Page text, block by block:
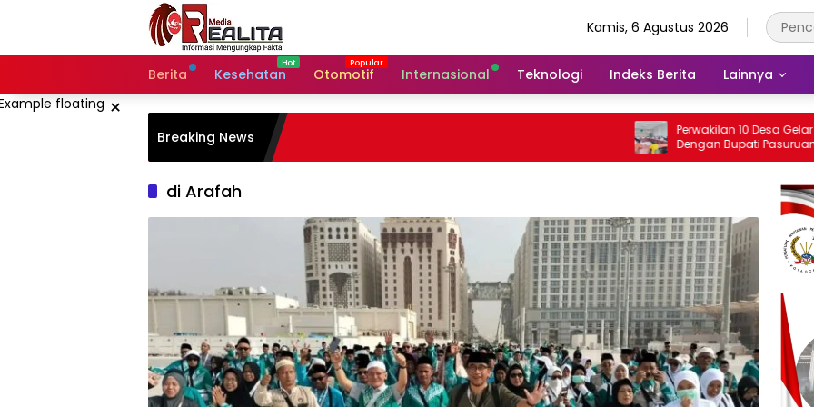
Kamis, 6 Agustus 2026
Berita Kesehatan Otomotif Internasional Teknologi Indeks Berita Lainnya
×
Breaking News
Perwakilan 10 Desa Gelar Audensi
Dengan Bupati Pasuruan, Ini Sejumlah
Tuntutannya
di Arafah